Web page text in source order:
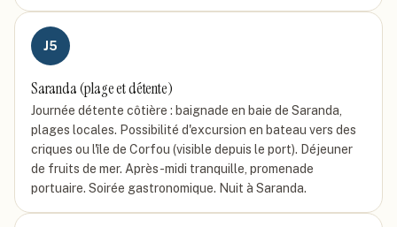
J5
Saranda (plage et détente)
Journée détente côtière : baignade en baie de Saranda,
plages locales. Possibilité d'excursion en bateau vers des
criques ou l'île de Corfou (visible depuis le port). Déjeuner
de fruits de mer. Après-midi tranquille, promenade
portuaire. Soirée gastronomique. Nuit à Saranda.